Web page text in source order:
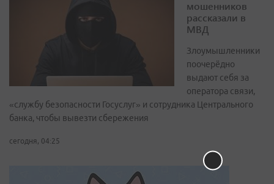
мошенников
рассказали в
МВД
Злоумышленники
поочерёдно
выдают себя за
оператора связи,
«службу безопасности Госуслуг» и сотрудника Центрального
банка, чтобы вывезти сбережения
сегодня, 04:25